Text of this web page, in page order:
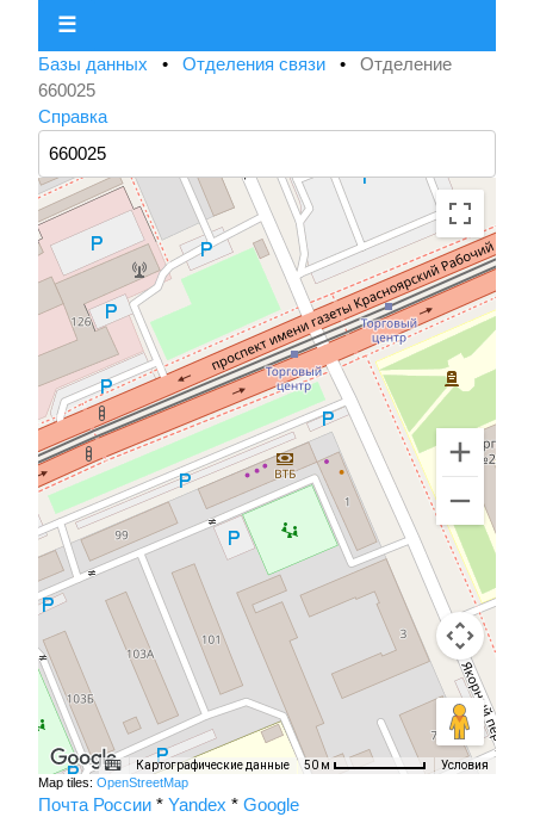
☰
Базы данных • Отделения связи • Отделение
660025
Справка
Картографические данные 50 м Условия
Map tiles: OpenStreetMap
Почта России * Yandex * Google